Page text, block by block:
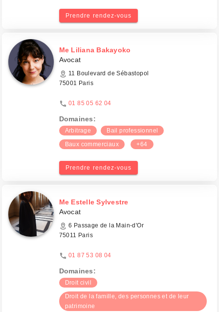
Prendre rendez-vous
Me Liliana Bakayoko
Avocat
11 Boulevard de Sébastopol
75001 Paris
01 85 05 62 04
Domaines:
Arbitrage
Bail professionnel
Baux commerciaux
+64
Prendre rendez-vous
Me Estelle Sylvestre
Avocat
6 Passage de la Main-d'Or
75011 Paris
01 87 53 08 04
Domaines:
Droit civil
Droit de la famille, des personnes et de leur
patrimoine